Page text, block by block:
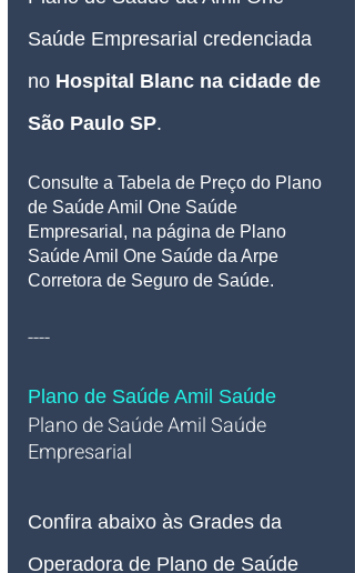
Saúde Empresarial credenciada
no Hospital Blanc na cidade de
São Paulo SP.
Consulte a Tabela de Preço do Plano
de Saúde Amil One Saúde
Empresarial, na página de Plano
Saúde Amil One Saúde da Arpe
Corretora de Seguro de Saúde.
----
Plano de Saúde Amil Saúde
Plano de Saúde Amil Saúde
Empresarial
Confira abaixo às Grades da
Operadora de Plano de Saúde